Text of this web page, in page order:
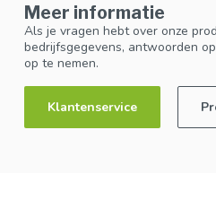
Meer informatie
Als je vragen hebt over onze
bedrijfsgegevens, antwoorden
op te nemen.
Klantenservice